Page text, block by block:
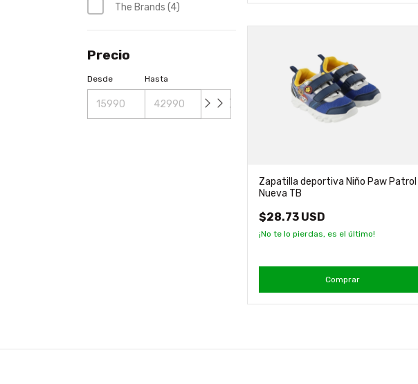
The Brands (4)
Precio
Desde Hasta
Zapatilla deportiva Niño Paw Patrol
Nueva TB
$28.73 USD
¡No te lo pierdas, es el último!
Comprar